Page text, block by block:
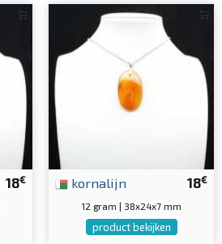
18€ 18€
kornalijn
12 gram | 38x24x7 mm
product bekijken